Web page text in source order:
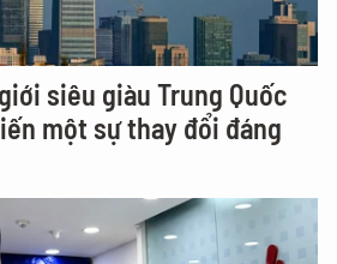
siêu giàu Trung Quốc
một sự thay đổi đáng